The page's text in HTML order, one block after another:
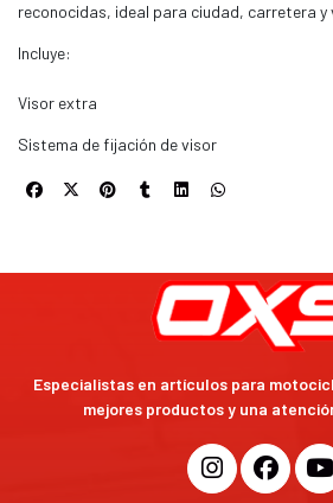
reconocidas, ideal para ciudad, carretera y
Incluye:
Visor extra
Sistema de fijación de visor
Especialistas en artículos para
mejores productos y una